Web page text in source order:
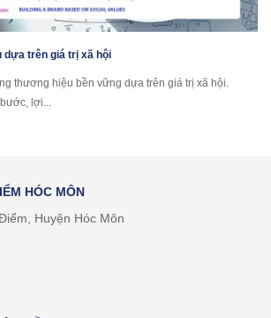
trên giá trị xã hội
thương hiệu bền vững dựa trên giá trị xã hội.
lợi...
HÓC MÔN
Huyện Hóc Môn